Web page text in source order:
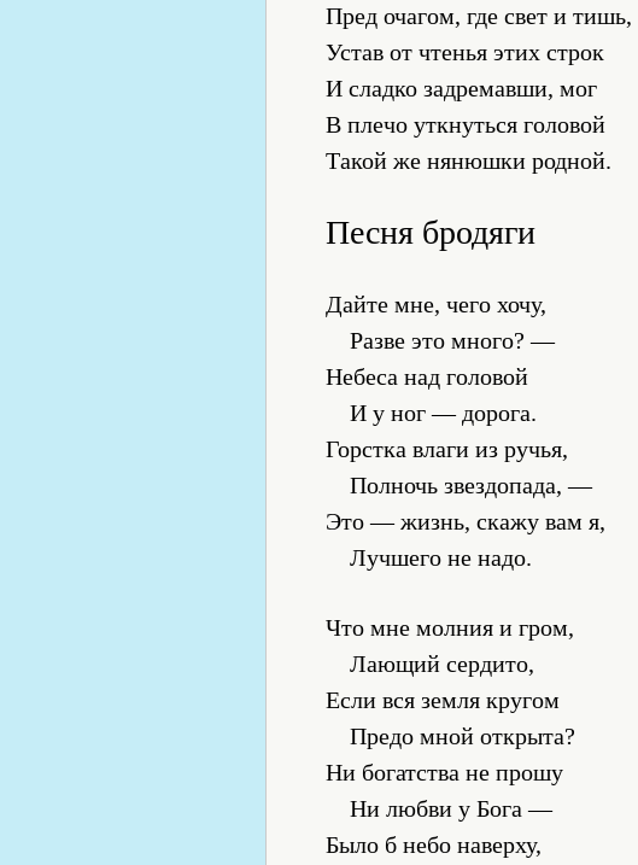
Пред очагом, где свет и тишь,
Устав от чтенья этих строк
И сладко задремавши, мог
В плечо уткнуться головой
Такой же нянюшки родной.
Песня бродяги
Дайте мне, чего хочу,
Разве это много? —
Небеса над головой
И у ног — дорога.
Горстка влаги из ручья,
Полночь звездопада, —
Это — жизнь, скажу вам я,
Лучшего не надо.
Что мне молния и гром,
Лающий сердито,
Если вся земля кругом
Предо мной открыта?
Ни богатства не прошу
Ни любви у Бога —
Было б небо наверху,